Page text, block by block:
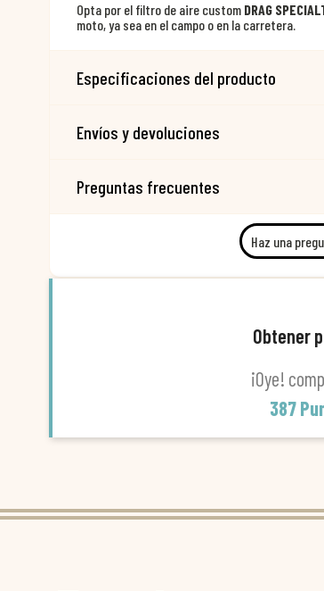
Opta por el filtro de aire custom DRAG
moto, ya sea en el campo o en la carretera.
Especificaciones del producto
Envíos y devoluciones
Preguntas frecuentes
Haz una
Obtener
¡Oye!
387